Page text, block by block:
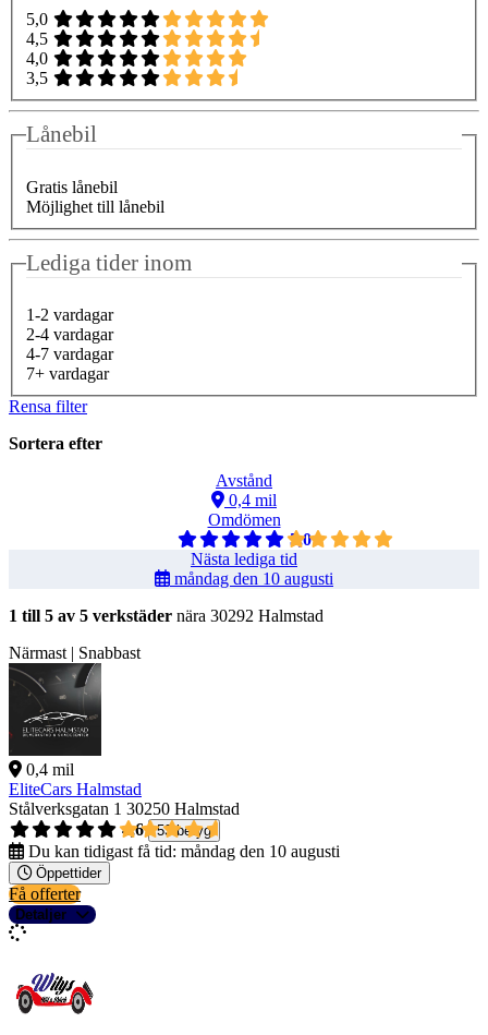
5,0
4,5
4,0
3,5
Lånebil
Gratis lånebil
Möjlighet till lånebil
Lediga tider inom
1-2 vardagar
2-4 vardagar
4-7 vardagar
7+ vardagar
Rensa filter
Sortera efter
Avstånd
0,4 mil
Omdömen
5,0
Nästa lediga tid
måndag den 10 augusti
1 till 5 av 5 verkstäder nära 30292 Halmstad
Närmast | Snabbast
0,4 mil
EliteCars Halmstad
Stålverksgatan 1 30250 Halmstad
4,6
53 betyg
Du kan tidigast få tid: måndag den 10 augusti
Öppettider
Få offerter
Detaljer